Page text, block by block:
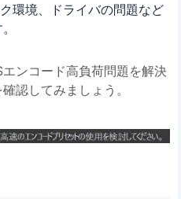
環境、ドライバの問題など
ンコード高負荷問題を解決
認してみましょう。